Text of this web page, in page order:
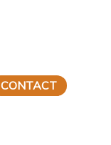
CONTACT